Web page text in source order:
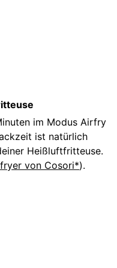
im Modus Airfry
ist natürlich
Heißluftfritteuse.
von Cosori*).